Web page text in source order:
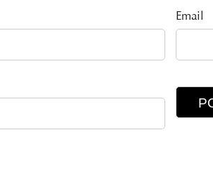
Email